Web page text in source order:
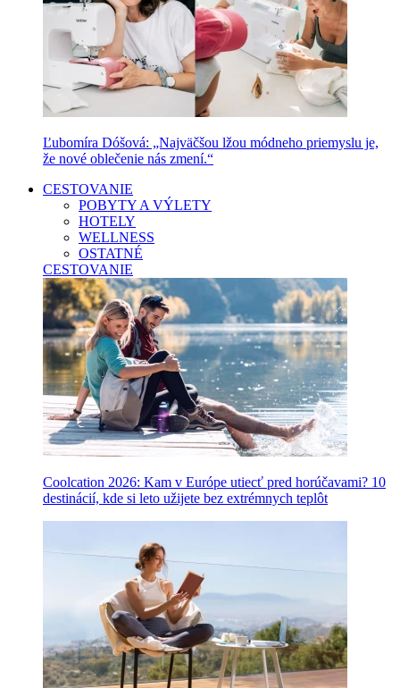
Ľubomíra Dóšová: „Najväčšou lžou módneho priemyslu je,
že nové oblečenie nás zmení.“
CESTOVANIE
POBYTY A VÝLETY
HOTELY
WELLNESS
OSTATNÉ
CESTOVANIE
Coolcation 2026: Kam v Európe utiecť pred horúčavami? 10
destinácií, kde si leto užijete bez extrémnych teplôt